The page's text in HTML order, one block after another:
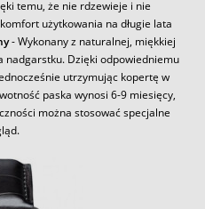
temu, że nie rdzewieje i nie
użytkowania na długie lata
- Wykonany z naturalnej, miękkiej
nadgarstku. Dzięki odpowiedniemu
utrzymując kopertę w
paska wynosi 6-9 miesięcy,
można stosować specjalne